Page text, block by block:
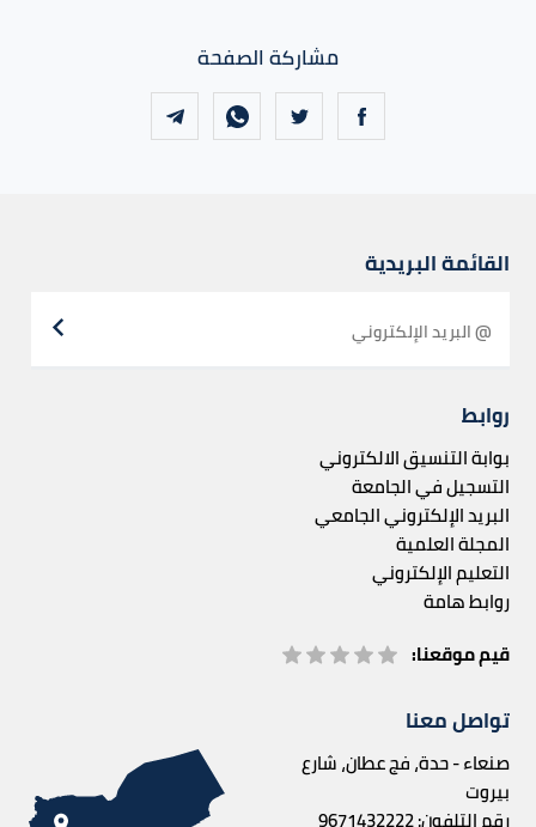
مشاركة الصفحة
القائمة البريدية
روابط
بوابة التنسيق الالكتروني
التسجيل في الجامعة
البريد الإلكتروني الجامعي
المجلة العلمية
التعليم الإلكتروني
روابط هامة
قيم موقعنا:
تواصل معنا
صنعاء - حدة، فج عطان، شارع
بيروت